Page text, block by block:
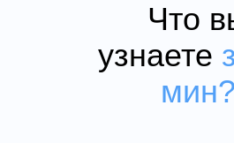
Что
узнаете
мин?